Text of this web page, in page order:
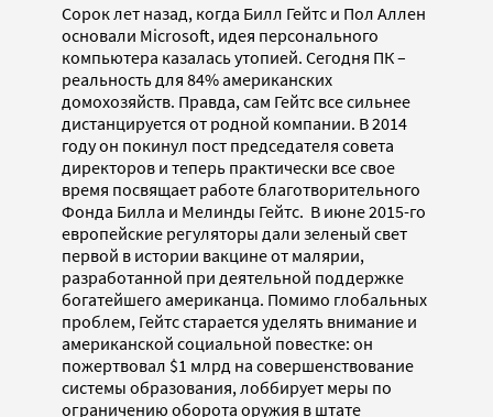
Сорок лет назад, когда Билл Гейтс и Пол Аллен
основали Microsoft, идея персонального
компьютера казалась утопией. Сегодня ПК –
реальность для 84% американских
домохозяйств. Правда, сам Гейтс все сильнее
дистанцируется от родной компании. В 2014
году он покинул пост председателя совета
директоров и теперь практически все свое
время посвящает работе благотворительного
Фонда Билла и Мелинды Гейтс. В июне 2015-го
европейские регуляторы дали зеленый свет
первой в истории вакцине от малярии,
разработанной при деятельной поддержке
богатейшего американца. Помимо глобальных
проблем, Гейтс старается уделять внимание и
американской социальной повестке: он
пожертвовал $1 млрд на совершенствование
системы образования, лоббирует меры по
ограничению оборота оружия в штате